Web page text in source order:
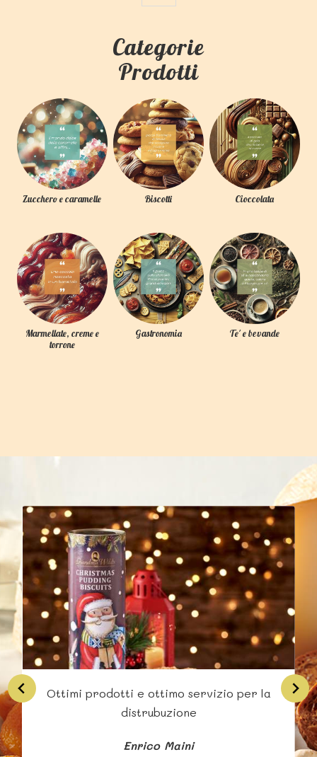
Categorie
Prodotti
Zucchero e caramelle Biscotti Cioccolata
Marmellate, creme e
torrone
Gastronomia Te' e bevande
Ottimi prodotti e ottimo servizio per la
distrubuzione
Enrico Maini